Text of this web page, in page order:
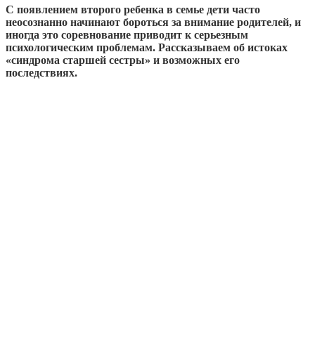
С появлением второго ребенка в семье дети часто
неосознанно начинают бороться за внимание родителей, и
иногда это соревнование приводит к серьезным
психологическим проблемам. Рассказываем об истоках
«синдрома старшей сестры» и возможных его
последствиях.